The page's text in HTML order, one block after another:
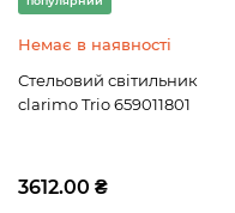
Немає в наявності
Стельовий світильник
clarimo Trio 659011801
3612.00 ₴